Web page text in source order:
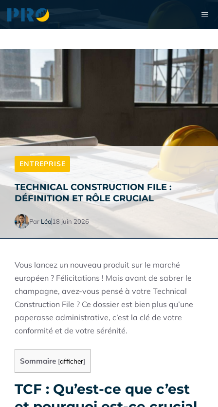
Aller
au
contenu
ENTREPRISE
TECHNICAL CONSTRUCTION FILE :
DÉFINITION ET RÔLE CRUCIAL
Par Léa 18 juin 2026
Vous lancez un nouveau produit sur le marché
européen ? Félicitations ! Mais avant de sabrer le
champagne, avez-vous pensé à votre Technical
Construction File ? Ce dossier est bien plus qu’une
paperasse administrative, c’est la clé de votre
conformité et de votre sérénité.
Sommaire [afficher]
TCF : Qu’est-ce que c’est